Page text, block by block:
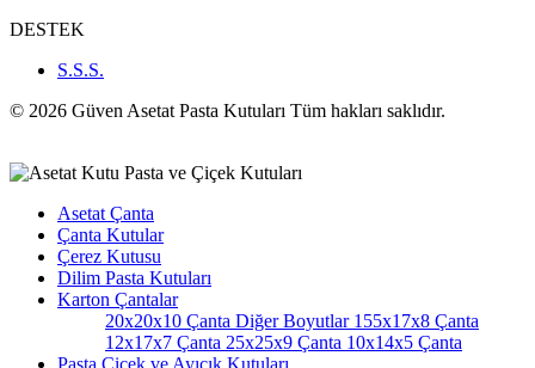
DESTEK
S.S.S.
© 2026 Güven Asetat Pasta Kutuları Tüm hakları saklıdır.
Asetat Çanta
Çanta Kutular
Çerez Kutusu
Dilim Pasta Kutuları
Karton Çantalar
20x20x10 Çanta Diğer Boyutlar155x17x8 Çanta
12x17x7 Çanta 25x25x9 Çanta 10x14x5 Çanta
Pasta Çiçek ve Ayıcık Kutuları